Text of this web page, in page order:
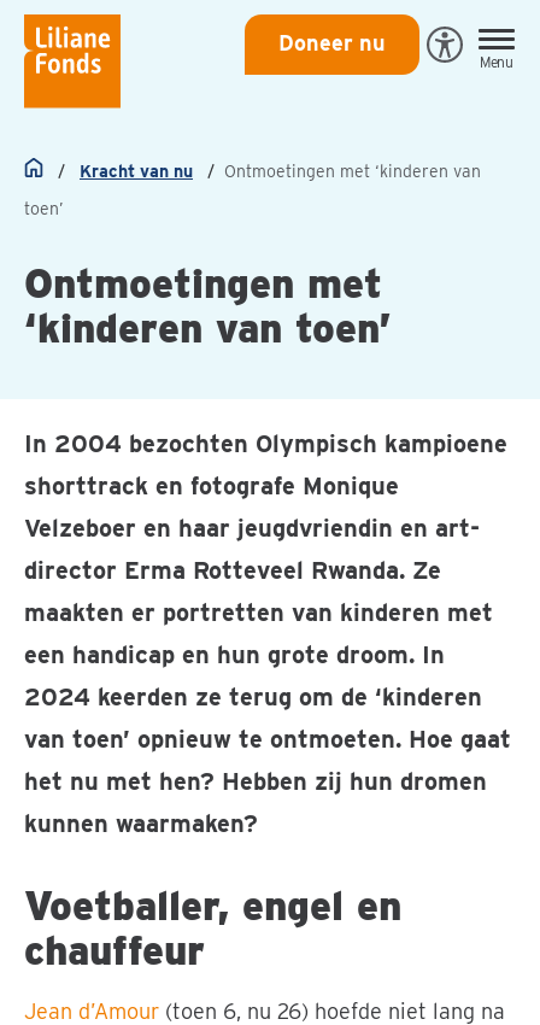
Liliane
Fonds
Doneer nu
Open
Menu
Home
Kracht van nu
Ontmoetingen met ‘kinderen van
toen’
Ontmoetingen met
‘kinderen van toen’
In 2004 bezochten Olympisch kampioene
shorttrack en fotografe Monique
Velzeboer en haar jeugdvriendin en art-
director Erma Rotteveel Rwanda. Ze
maakten er portretten van kinderen met
een handicap en hun grote droom. In
2024 keerden ze terug om de ‘kinderen
van toen’ opnieuw te ontmoeten. Hoe gaat
het nu met hen? Hebben zij hun dromen
kunnen waarmaken?
Voetballer, engel en
chauffeur
Jean d’Amour (toen 6, nu 26) hoefde niet lang na